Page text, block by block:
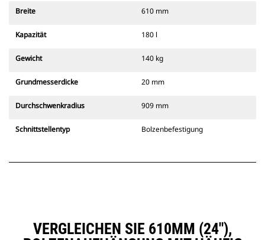
Breite 610 mm
Kapazität 180 l
Gewicht 140 kg
Grundmesserdicke 20 mm
Durchschwenkradius 909 mm
Schnittstellentyp Bolzenbefestigung
VERGLEICHEN SIE 610MM (24″),